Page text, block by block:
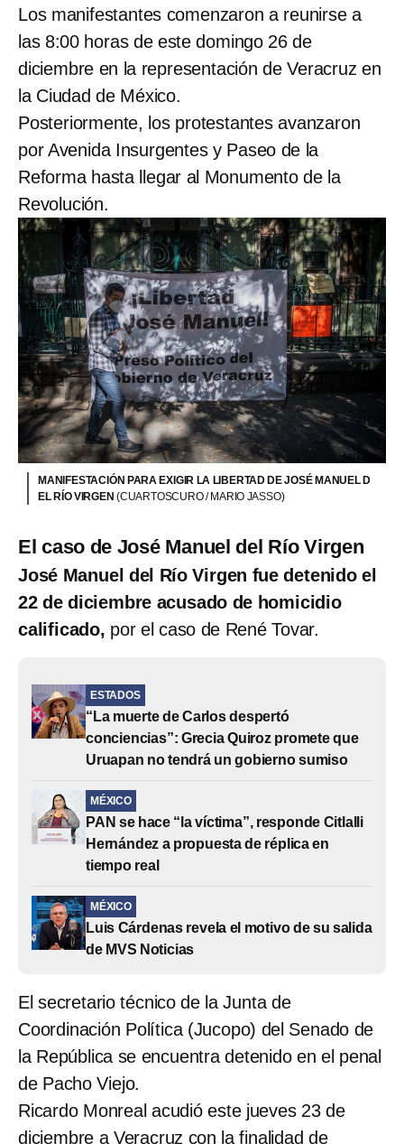
Los manifestantes comenzaron a reunirse a
las 8:00 horas de este domingo 26 de
diciembre en la representación de Veracruz en
la Ciudad de México.
Posteriormente, los protestantes avanzaron
por Avenida Insurgentes y Paseo de la
Reforma hasta llegar al Monumento de la
Revolución.
MANIFESTACIÓN PARA EXIGIR LA LIBERTAD DE JOSÉ MANUEL D
EL RÍO VIRGEN(CUARTOSCURO / MARIO JASSO)
El caso de José Manuel del Río Virgen
José Manuel del Río Virgen fue detenido el
22 de diciembre acusado de homicidio
calificado, por el caso de René Tovar.
ESTADOS
“La muerte de Carlos despertó
conciencias”: Grecia Quiroz promete que
Uruapan no tendrá un gobierno sumiso
MÉXICO
PAN se hace “la víctima”, responde Citlalli
Hernández a propuesta de réplica en
tiempo real
MÉXICO
Luis Cárdenas revela el motivo de su salida
de MVS Noticias
El secretario técnico de la Junta de
Coordinación Política (Jucopo) del Senado de
la República se encuentra detenido en el penal
de Pacho Viejo.
Ricardo Monreal acudió este jueves 23 de
diciembre a Veracruz con la finalidad de